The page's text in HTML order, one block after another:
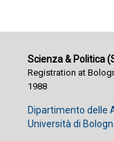
Scienza & Politica
Registration at
1988
Dipartimento delle
Università di